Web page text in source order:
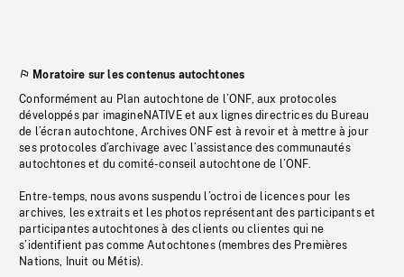
Moratoire sur les contenus autochtones
Conformément au Plan autochtone de l’ONF, aux protocoles
développés par imagineNATIVE et aux lignes directrices du Bureau
de l’écran autochtone, Archives ONF est à revoir et à mettre à jour
ses protocoles d’archivage avec l’assistance des communautés
autochtones et du comité-conseil autochtone de l’ONF.
Entre-temps, nous avons suspendu l’octroi de licences pour les
archives, les extraits et les photos représentant des participants et
participantes autochtones à des clients ou clientes qui ne
s’identifient pas comme Autochtones (membres des Premières
Nations, Inuit ou Métis).